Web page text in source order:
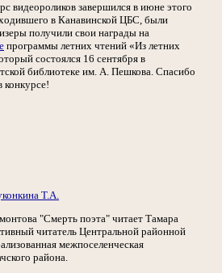
видеороликов завершился в июне этого
в Канавинской ЦБС, были
получили свои награды на
программы летних чтений «Из летних
состоялся 16 сентября в
библиотеке им. А. Пешкова. Спасибо
конкурсе!
Т.А.
"Смерть поэта" читает Тамара
читатель Центральной районной
межпоселенческая
района.